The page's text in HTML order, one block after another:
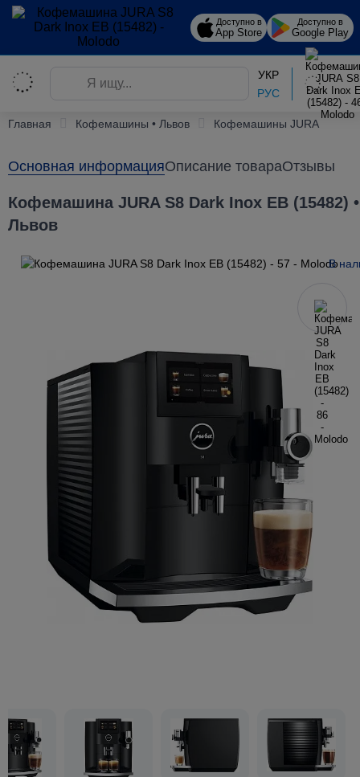
Доступно в
App Store
Доступно в
Google Play
УКР
РУС
Главная Кофемашины • Львов Кофемашины JURA
Основная информацияОписание товараОтзывы
Кофемашина JURA S8 Dark Inox EB (15482) •
Львов
В